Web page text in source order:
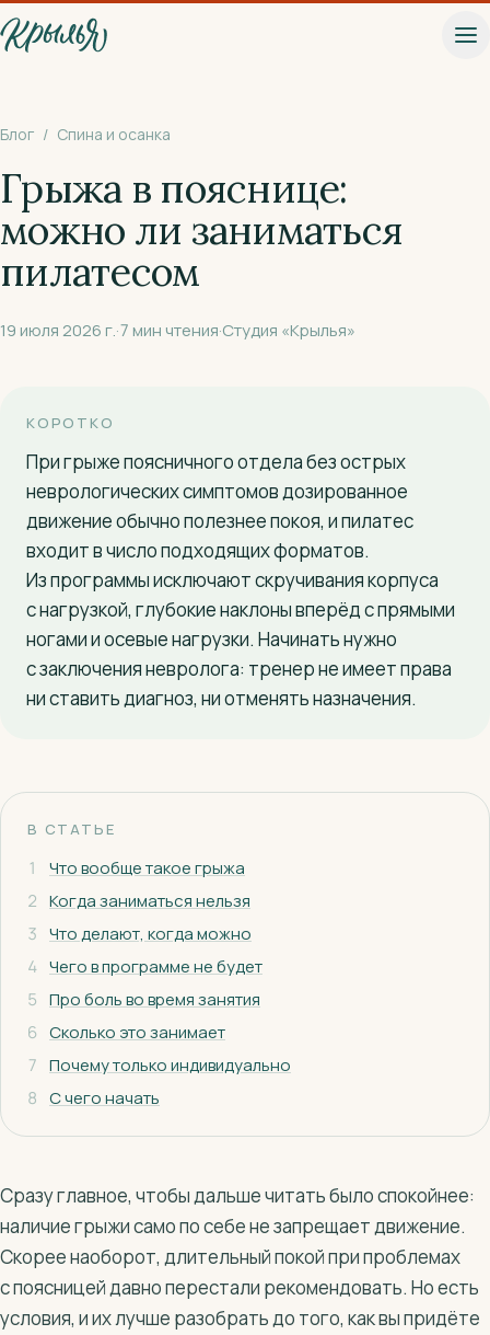
К основному содержанию
Записаться на пробное
+7 (927) 126-77-55
Блог / Спина и осанка
Грыжа в пояснице:
можно ли заниматься
пилатесом
19 июля 2026 г.·7мин чтения·Студия «Крылья»
КОРОТКО
При грыже поясничного отдела без острых
неврологических симптомов дозированное
движение обычно полезнее покоя, и пилатес
входит в число подходящих форматов.
Из программы исключают скручивания корпуса
с нагрузкой, глубокие наклоны вперёд с прямыми
ногами и осевые нагрузки. Начинать нужно
с заключения невролога: тренер не имеет права
ни ставить диагноз, ни отменять назначения.
В СТАТЬЕ
1
Что вообще такое грыжа
2 Когда заниматься нельзя
3 Что делают, когда можно
4 Чего в программе не будет
5 Про боль во время занятия
6 Сколько это занимает
7 Почему только индивидуально
8 С чего начать
Сразу главное, чтобы дальше читать было спокойнее:
наличие грыжи само по себе не запрещает движение.
Скорее наоборот, длительный покой при проблемах
с поясницей давно перестали рекомендовать. Но есть
условия, и их лучше разобрать до того, как вы придёте